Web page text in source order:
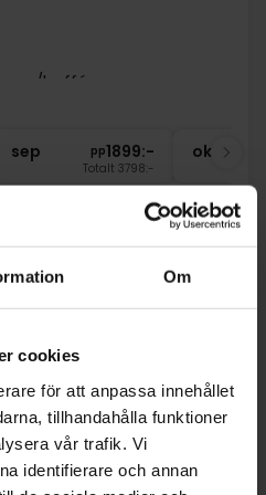
Om
cookies
för att anpassa innehållet
tillhandahålla funktioner
vår trafik. Vi
identifierare och annan
buffé
sep pp1899:-
Totalt 3798:-
okt
i Svaneke
halvpension?
i Semesterboende i Svaneke